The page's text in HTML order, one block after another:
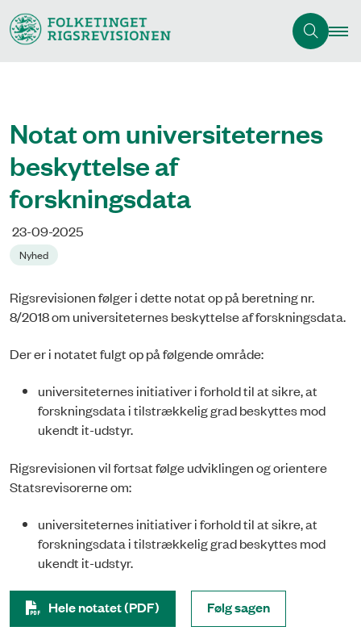
Notat om universiteternes
beskyttelse af
forskningsdata
23-09-2025
Nyhed
Rigsrevisionen følger i dette notat op på beretning nr.
8/2018 om universiteternes beskyttelse af forskningsdata.
Der er i notatet fulgt op på følgende område:
universiteternes initiativer i forhold til at sikre, at
forskningsdata i tilstrækkelig grad beskyttes mod
ukendt it-udstyr.
Rigsrevisionen vil fortsat følge udviklingen og orientere
Statsrevisorerne om:
universiteternes initiativer i forhold til at sikre, at
forskningsdata i tilstrækkelig grad beskyttes mod
ukendt it-udstyr.
Hele notatet (PDF) Følg sagen